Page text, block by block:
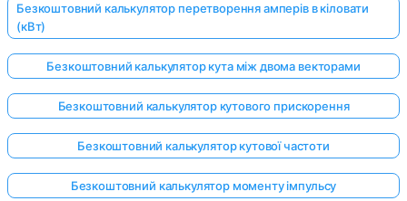
Безкоштовний калькулятор перетворення амперів в кіловати
(кВт)
Безкоштовний калькулятор кута між двома векторами
Безкоштовний калькулятор кутового прискорення
Безкоштовний калькулятор кутової частоти
Безкоштовний калькулятор моменту імпульсу